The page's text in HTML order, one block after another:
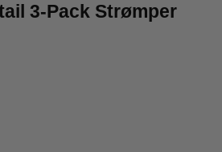
3-Pack Strømper